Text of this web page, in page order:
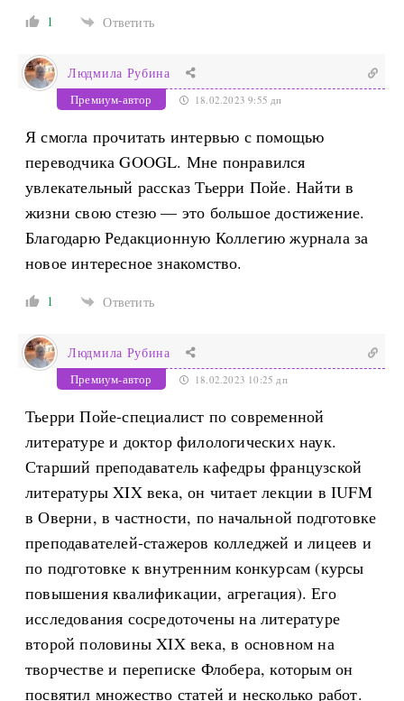
1 Ответить
Людмила Рубина
Премиум-автор 18.02.2023 9:55 дп
Я смогла прочитать интервью с помощью
переводчика GOOGL. Мне понравился
увлекательный рассказ Тьерри Пойе. Найти в
жизни свою стезю — это большое достижение.
Благодарю Редакционную Коллегию журнала за
новое интересное знакомство.
1 Ответить
Людмила Рубина
Премиум-автор 18.02.2023 10:25 дп
Тьерри Пойе-специалист по современной
литературе и доктор филологических наук.
Старший преподаватель кафедры французской
литературы XIX века, он читает лекции в IUFM
в Оверни, в частности, по начальной подготовке
преподавателей-стажеров колледжей и лицеев и
по подготовке к внутренним конкурсам (курсы
повышения квалификации, агрегация). Его
исследования сосредоточены на литературе
второй половины XIX века, в основном на
творчестве и переписке Флобера, которым он
посвятил множество статей и несколько работ.